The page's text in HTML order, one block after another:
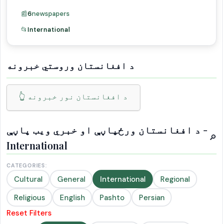
📰6newspapers
📂 International
د افغانستان وروستي خبرونه
👆 د افغانستان نور خبرونه
د افغانستان ورځپاڼې او خبري ویب پاڼې -
International
🔎
CATEGORIES:
Cultural General International
Regional
Religious
English Pashto
Persian
Reset Filters